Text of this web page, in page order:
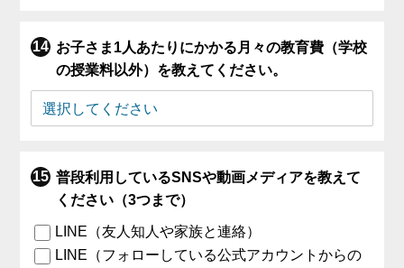
お子さま1人あたりにかかる月々の教育費（学校
の授業料以外）を教えてください。
普段利用しているSNSや動画メディアを教えて
ください（3つまで）
LINE（友人知人や家族と連絡）
LINE（フォローしている公式アカウントからの